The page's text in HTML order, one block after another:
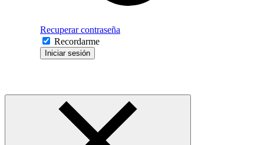
Recuperar contraseña
Recordarme
Iniciar sesión